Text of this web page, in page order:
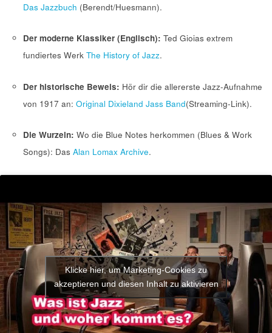
Das Jazzbuch (Berendt/Huesmann).
Der moderne Klassiker (Englisch): Ted Gioias extrem
fundiertes Werk The History of Jazz.
Der historische Beweis: Hör dir die allererste Jazz-Aufnahme
von 1917 an: Original Dixieland Jass Band(Streaming-Link).
Die Wurzeln: Wo die Blue Notes herkommen (Blues & Work
Songs): Das Alan Lomax Archive.
Klicke hier, um Marketing-Cookies zu
akzeptieren und diesen Inhalt zu aktivieren